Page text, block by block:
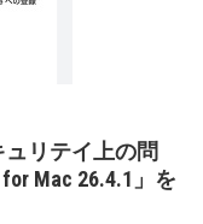
リテイ上の問
Mac 26.4.1」を